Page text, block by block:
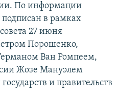
По информации
в рамках
27 июня
Порошенко,
Ван Ромпеем,
Жозе Мануэлем
и правительств